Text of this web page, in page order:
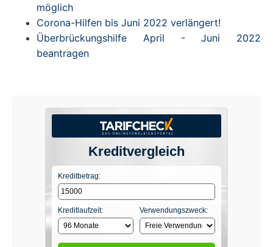
möglich
Corona-Hilfen bis Juni 2022 verlängert!
Überbrückungshilfe April - Juni 2022
beantragen
Kreditvergleich
Kreditbetrag:
Kreditlaufzeit: Verwendungszweck: